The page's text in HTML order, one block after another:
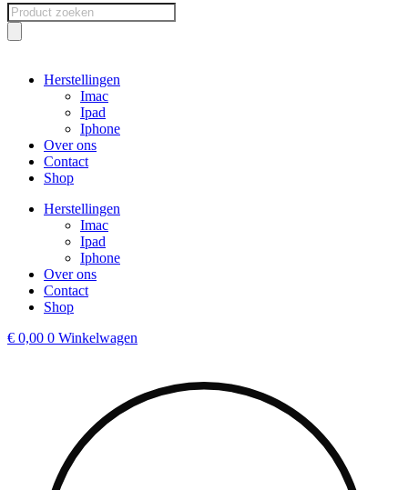
Producten
zoeken
Herstellingen
Imac
Ipad
Iphone
Over ons
Contact
Shop
Herstellingen
Imac
Ipad
Iphone
Over ons
Contact
Shop
€ 0,00 0 Winkelwagen